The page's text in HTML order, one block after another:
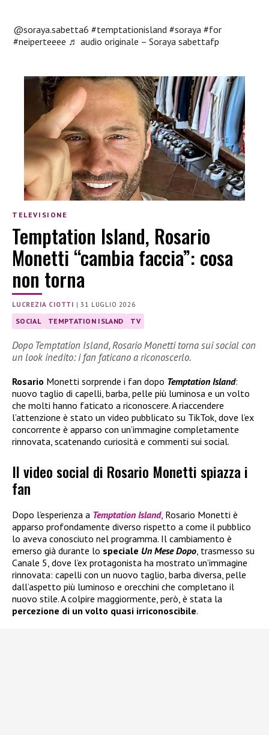
@soraya.sabetta6 #temptationisland #soraya #for
#neiperteeee ♬ audio originale – Soraya sabettafp
TELEVISIONE
Temptation Island, Rosario
Monetti “cambia faccia”: cosa
non torna
LUCREZIA CIOTTI |31 LUGLIO 2026
SOCIAL TEMPTATION ISLAND TV
Dopo Temptation Island, Rosario Monetti torna sui social con
un look inedito: i fan faticano a riconoscerlo.
Rosario Monetti sorprende i fan dopo Temptation Island:
nuovo taglio di capelli, barba, pelle più luminosa e un volto
che molti hanno faticato a riconoscere. A riaccendere
l’attenzione è stato un video pubblicato su TikTok, dove l’ex
concorrente è apparso con un’immagine completamente
rinnovata, scatenando curiosità e commenti sui social.
Il video social di Rosario Monetti spiazza i
fan
Dopo l’esperienza a Temptation Island, Rosario Monetti è
apparso profondamente diverso rispetto a come il pubblico
lo aveva conosciuto nel programma. Il cambiamento è
emerso già durante lo speciale Un Mese Dopo , trasmesso su
Canale 5, dove l’ex protagonista ha mostrato un’immagine
rinnovata: capelli con un nuovo taglio, barba diversa, pelle
dall’aspetto più luminoso e orecchini che completano il
nuovo stile. A colpire maggiormente, però, è stata la
percezione di un volto quasi irriconoscibile.